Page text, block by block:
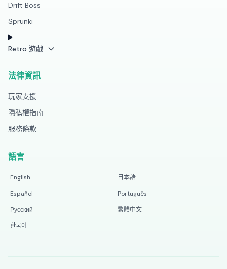
Drift Boss
Sprunki
Retro 遊戲
法律資訊
玩家支援
隱私權指南
服務條款
語言
English
日本語
Español
Português
Русский
繁體中文
한국어